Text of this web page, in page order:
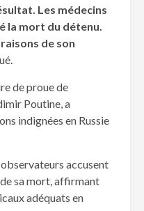
Les médecins
la mort du détenu.
de son
de proue de
Poutine, a
indignées en Russie
accusent
sa mort, affirmant
adéquats en